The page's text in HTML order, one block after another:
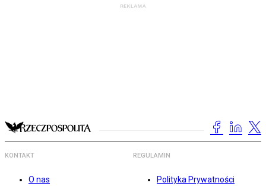
KONTAKT
O nas
REGULAMIN
Polityka Prywatności